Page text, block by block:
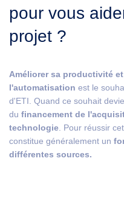
pour vous
projet ?
Améliorer sa productivité
l'automatisation est le
d'ETI. Quand ce souhait
du financement de
technologie . Pour réussir
constitue généralement un
différentes sources.